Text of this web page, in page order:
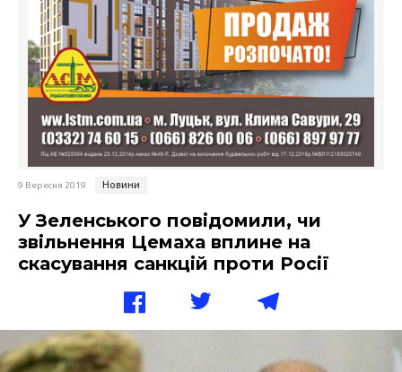
9 Вересня 2019 Новини
У Зеленського повідомили, чи
звільнення Цемаха вплине на
скасування санкцій проти Росії